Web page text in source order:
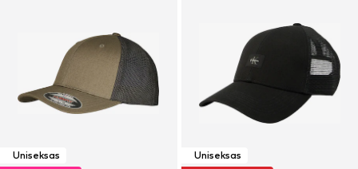
Uniseksas
Uniseksas